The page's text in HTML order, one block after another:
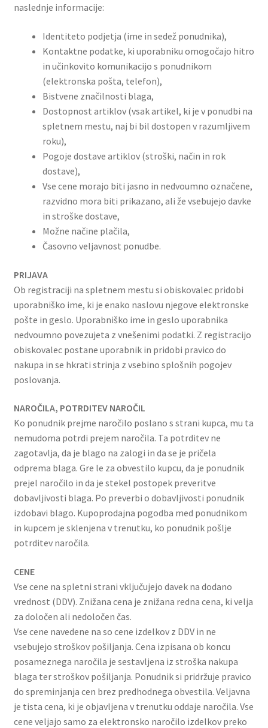
naslednje informacije:
Identiteto podjetja (ime in sedež ponudnika),
Kontaktne podatke, ki uporabniku omogočajo hitro
in učinkovito komunikacijo s ponudnikom
(elektronska pošta, telefon),
Bistvene značilnosti blaga,
Dostopnost artiklov (vsak artikel, ki je v ponudbi na
spletnem mestu, naj bi bil dostopen v razumljivem
roku),
Pogoje dostave artiklov (stroški, način in rok
dostave),
Vse cene morajo biti jasno in nedvoumno označene,
razvidno mora biti prikazano, ali že vsebujejo davke
in stroške dostave,
Možne načine plačila,
Časovno veljavnost ponudbe.
PRIJAVA
Ob registraciji na spletnem mestu si obiskovalec pridobi
uporabniško ime, ki je enako naslovu njegove elektronske
pošte in geslo. Uporabniško ime in geslo uporabnika
nedvoumno povezujeta z vnešenimi podatki. Z registracijo
obiskovalec postane uporabnik in pridobi pravico do
nakupa in se hkrati strinja z vsebino splošnih pogojev
poslovanja.
NAROČILA, POTRDITEV NAROČIL
Ko ponudnik prejme naročilo poslano s strani kupca, mu ta
nemudoma potrdi prejem naročila. Ta potrditev ne
zagotavlja, da je blago na zalogi in da se je pričela
odprema blaga. Gre le za obvestilo kupcu, da je ponudnik
prejel naročilo in da je stekel postopek preveritve
dobavljivosti blaga. Po preverbi o dobavljivosti ponudnik
izdobavi blago. Kupoprodajna pogodba med ponudnikom
in kupcem je sklenjena v trenutku, ko ponudnik pošlje
potrditev naročila.
CENE
Vse cene na spletni strani vključujejo davek na dodano
vrednost (DDV). Znižana cena je znižana redna cena, ki velja
za določen ali nedoločen čas.
Vse cene navedene na so cene izdelkov z DDV in ne
vsebujejo stroškov pošiljanja. Cena izpisana ob koncu
posameznega naročila je sestavljena iz stroška nakupa
blaga ter stroškov pošiljanja. Ponudnik si pridržuje pravico
do spreminjanja cen brez predhodnega obvestila. Veljavna
je tista cena, ki je objavljena v trenutku oddaje naročila. Vse
cene veljajo samo za elektronsko naročilo izdelkov preko